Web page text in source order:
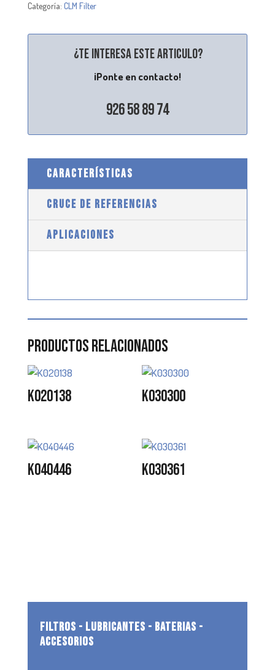
Categoría: CLM Filter
¿Te interesa este articulo?
¡Ponte en contacto!
926 58 89 74
CARACTERÍSTICAS
CRUCE DE REFERENCIAS
APLICACIONES
Productos relacionados
K020138 K030300
K040446 K030361
FILTROS - LUBRICANTES - BATERIAS -
ACCESORIOS